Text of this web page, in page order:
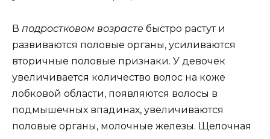
В подростковом возрасте быстро растут и
развиваются половые органы, усиливаются
вторичные половые признаки. У девочек
увеличивается количество волос на коже
лобковой области, появляются волосы в
подмышечных впадинах, увеличиваются
половые органы, молочные железы. Щелочная